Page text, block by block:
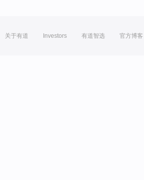
关于有道 Investors 有道智选 官方博客